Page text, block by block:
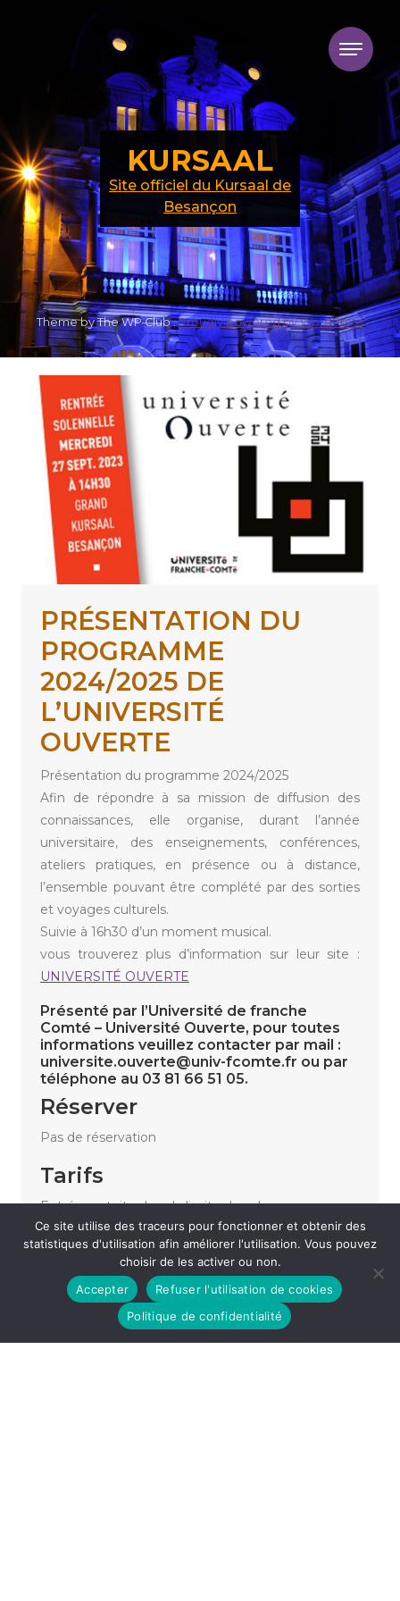
PRÉSENTATION DU
PROGRAMME
2024/2025 DE
L’UNIVERSITÉ
OUVERTE
Présentation du programme 2024/2025
Afin de répondre à sa mission de diffusion des
connaissances, elle organise, durant l’année
universitaire, des enseignements, conférences,
ateliers pratiques, en présence ou à distance,
l’ensemble pouvant être complété par des sorties
et voyages culturels.
Suivie à 16h30 d’un moment musical.
vous trouverez plus d’information sur leur site :
UNIVERSITÉ OUVERTE
Présenté par l’Université de franche
Comté – Université Ouverte, pour toutes
informations veuillez contacter par mail :
universite.ouverte@univ-fcomte.fr ou par
téléphone au 03 81 66 51 05.
Réserver
Pas de réservation
Tarifs
Entrée gratuite dans la limite des places
disponibles
BOURSE HORLOGÈRE DES 24 HEURES DU TEMPS
FOIRE AUX LIVRES
KURSAAL
Site officiel du Kursaal de
Besançon
Theme by The WP Club .Proudly powered by WordPress
Ce site utilise des traceurs pour fonctionner et obtenir des
statistiques d'utilisation afin améliorer l'utilisation. Vous pouvez
choisir de les activer ou non.
Accepter
Refuser l'utilisation de cookies
Politique de confidentialité